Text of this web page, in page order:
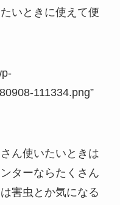
いときに使えて便
111334.png”
ん使いたいときは
ターならたくさん
害虫とか気になる